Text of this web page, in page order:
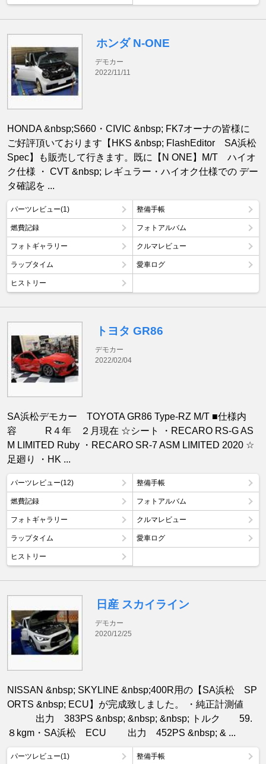
ホンダ N-ONE
デモカー
2022/11/11
HONDA &nbsp;S660・CIVIC &nbsp; FK7オーナの皆様に
ご好評頂いております【HKS &nbsp; FlashEditor SA浜松
Spec】も販売して行きます。既に【N ONE】M/T ハイオ
ク仕様 ・ CVT &nbsp; レギュラー・ハイオク仕様での デー
タ確認を ...
パーツレビュー(1) 整備手帳
燃費記録 フォトアルバム
フォトギャラリー クルマレビュー
ラップタイム 愛車ログ
ヒストリー
トヨタ GR86
デモカー
2022/02/04
SA浜松デモカー TOYOTA GR86 Type-RZ M/T ■仕様内
容 R４年 ２月現在 ☆シート ・RECARO RS-G AS
M LIMITED Ruby ・RECARO SR-7 ASM LIMITED 2020 ☆
足廻り ・HK ...
パーツレビュー(12) 整備手帳
燃費記録 フォトアルバム
フォトギャラリー クルマレビュー
ラップタイム 愛車ログ
ヒストリー
日産 スカイライン
デモカー
2020/12/25
NISSAN &nbsp; SKYLINE &nbsp;400R用の【SA浜松 SP
ORTS &nbsp; ECU】が完成致しました。 ・純正計測値
出力 383PS &nbsp; &nbsp; &nbsp; トルク 59.
８kgm・SA浜松 ECU 出力 452PS &nbsp; & ...
パーツレビュー(1) 整備手帳